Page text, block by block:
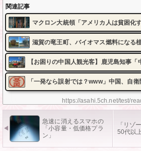
https://asahi.5ch.net/test/
関連記事
マクロン大統領「アメリカ人は貧困化
滋賀の竜王町、バイオマス燃料になる
【お困りの中国人観光客】鹿児島知事
「一発なら誤射では？www」中国、自
急速に消えるスマホの
「小容量・低価格プラ
ン」
「リゾ
50代以